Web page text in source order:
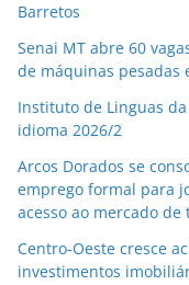
Barretos
Senai MT abre 60
de máquinas pesadas
Instituto de Linguas
idioma 2026/2
Arcos Dorados se
emprego formal para
acesso ao mercado
Centro-Oeste cresce
investimentos